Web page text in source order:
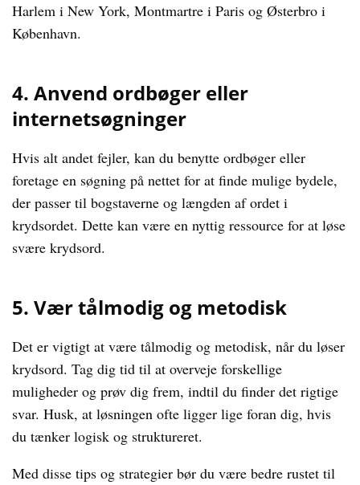
Harlem i New York, Montmartre i Paris og Østerbro i
København.
4. Anvend ordbøger eller
internetsøgninger
Hvis alt andet fejler, kan du benytte ordbøger eller
foretage en søgning på nettet for at finde mulige bydele,
der passer til bogstaverne og længden af ordet i
krydsordet. Dette kan være en nyttig ressource for at løse
svære krydsord.
5. Vær tålmodig og metodisk
Det er vigtigt at være tålmodig og metodisk, når du løser
krydsord. Tag dig tid til at overveje forskellige
muligheder og prøv dig frem, indtil du finder det rigtige
svar. Husk, at løsningen ofte ligger lige foran dig, hvis
du tænker logisk og struktureret.
Med disse tips og strategier bør du være bedre rustet til